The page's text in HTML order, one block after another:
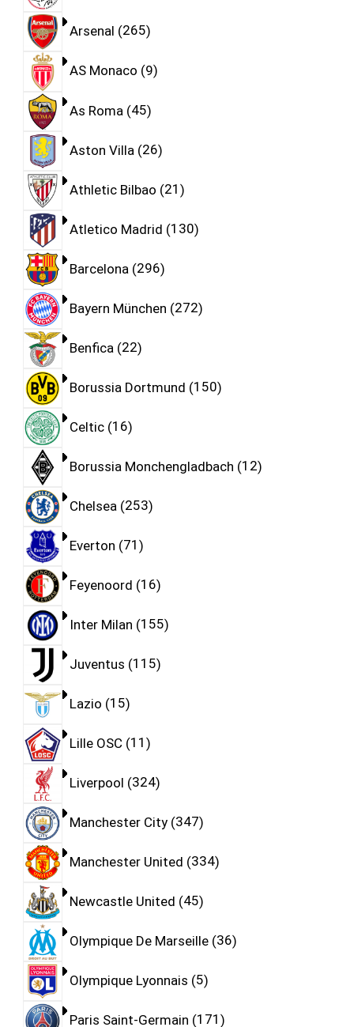
Arsenal 265
AS Monaco 9
As Roma 45
Aston Villa 26
Athletic Bilbao 21
Atletico Madrid 130
Barcelona 296
Bayern München 272
Benfica 22
Borussia Dortmund 150
Celtic 16
Borussia Monchengladbach 12
Chelsea 253
Everton 71
Feyenoord 16
Inter Milan 155
Juventus 115
Lazio 15
Lille OSC 11
Liverpool 324
Manchester City 347
Manchester United 334
Newcastle United 45
Olympique De Marseille 36
Olympique Lyonnais 5
Paris Saint-Germain 171